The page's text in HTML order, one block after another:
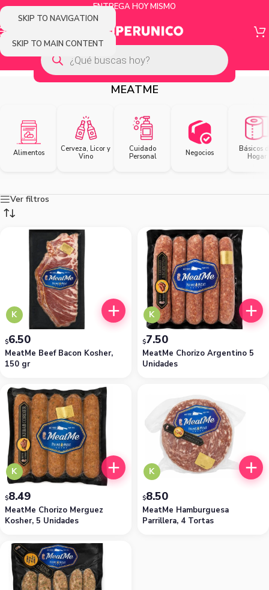
SKIP TO NAVIGATION
SKIP TO MAIN CONTENT
ENTREGA HOY MISMO
MEATME
Alimentos
Cerveza, Licor y
Vino
Cuidado
Personal
Negocios
Básicos
Hogar
Ver filtros
K
MeatMe Beef Bacon Kosher,
150 gr
$6.50
K
MeatMe Chorizo Argentino 5
Unidades
$7.50
K
MeatMe Chorizo Merguez
Kosher, 5 Unidades
$8.49
K
MeatMe Hamburguesa
Parrillera, 4 Tortas
$8.50